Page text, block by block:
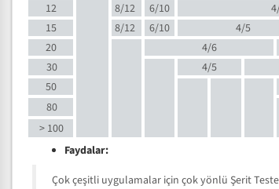
12
8/12 6/10
15
8/12 6/10 4/5
20
4/6
30
4/5
50
80
> 100
Faydalar:
Çok çeşitli uygulamalar için çok yönlü Şerit